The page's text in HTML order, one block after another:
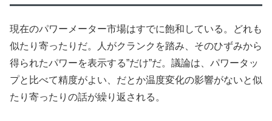
現在のパワーメーター市場はすでに飽和している。どれも
似たり寄ったりだ。人がクランクを踏み、そのひずみから
得られたパワーを表示する”だけ”だ。議論は、パワータッ
プと比べて精度がよい、だとか温度変化の影響がないと似
たり寄ったりの話が繰り返される。